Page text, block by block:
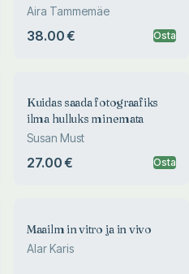
”Karupoeg Puhhi” tegelaste
Aira Tammemäe
38.00 € Osta
Kuidas saada fotograafiks
ilma hulluks minemata
Susan Must
27.00 € Osta
Maailm in vitro ja in vivo
Alar Karis